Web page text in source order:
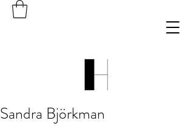
Sandra Björkman